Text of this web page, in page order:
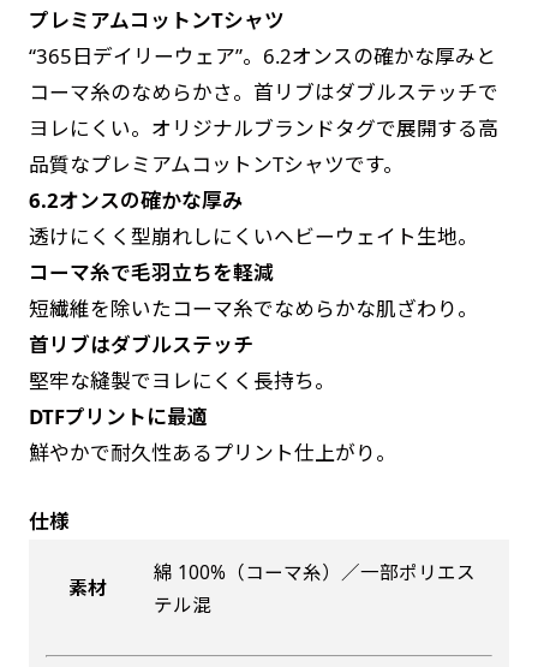
プレミアムコットンTシャツ
“365日デイリーウェア”。6.2オンスの確かな厚みと
コーマ糸のなめらかさ。首リブはダブルステッチで
ヨレにくい。オリジナルブランドタグで展開する高
品質なプレミアムコットンTシャツです。
6.2オンスの確かな厚み
透けにくく型崩れしにくいヘビーウェイト生地。
コーマ糸で毛羽立ちを軽減
短繊維を除いたコーマ糸でなめらかな肌ざわり。
首リブはダブルステッチ
堅牢な縫製でヨレにくく長持ち。
DTFプリントに最適
鮮やかで耐久性あるプリント仕上がり。
仕様
素材
綿 100%（コーマ糸）／一部ポリエス
テル混
す。かわいいい＆おしゃれなのぼりです。台はセ
ットでついてます。
ジャンボ(90x270)
遠くからでも視認しやすいジャンボサイズです。
駐車場などのスペースに余裕がある場所で大々的
に宣伝できます。
4mまたは5mのポールが必要です。
吊り下げ旗(30x42)
掛け軸のように吊り下げ式にします。上部に棒袋
す。かわいいい＆おしゃれなのぼりです。台はセ
ットでついてます。
ジャンボ(270x90)
遠くからでも視認しやすいジャンボサイズです。
駐車場などのスペースに余裕がある場所で大々的
に宣伝できます。
4mまたは5mのポールが必要です。
吊り下げ旗(42x30)
掛け軸のように吊り下げ式にします。上部に棒袋